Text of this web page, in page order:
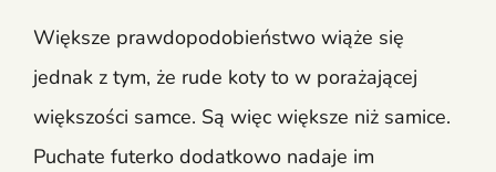
Większe prawdopodobieństwo wiąże się
jednak z tym, że rude koty to w porażającej
większości samce. Są więc większe niż samice.
Puchate futerko dodatkowo nadaje im